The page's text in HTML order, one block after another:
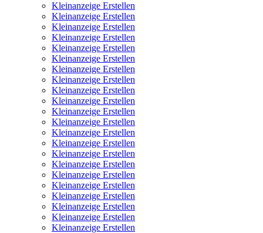
Kleinanzeige Erstellen
Kleinanzeige Erstellen
Kleinanzeige Erstellen
Kleinanzeige Erstellen
Kleinanzeige Erstellen
Kleinanzeige Erstellen
Kleinanzeige Erstellen
Kleinanzeige Erstellen
Kleinanzeige Erstellen
Kleinanzeige Erstellen
Kleinanzeige Erstellen
Kleinanzeige Erstellen
Kleinanzeige Erstellen
Kleinanzeige Erstellen
Kleinanzeige Erstellen
Kleinanzeige Erstellen
Kleinanzeige Erstellen
Kleinanzeige Erstellen
Kleinanzeige Erstellen
Kleinanzeige Erstellen
Kleinanzeige Erstellen
Kleinanzeige Erstellen